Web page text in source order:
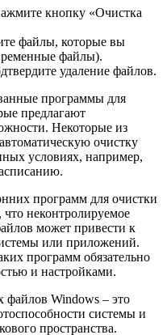
кнопку «Очистка
файлы, которые вы
файлы).
удаление файлов.
программы для
предлагают
Некоторые из
очистку
условиях, например,
программ для очистки
неконтролируемое
может привести к
или приложений.
программ обязательно
и настройками.
файлов Windows – это
системы и
пространства.